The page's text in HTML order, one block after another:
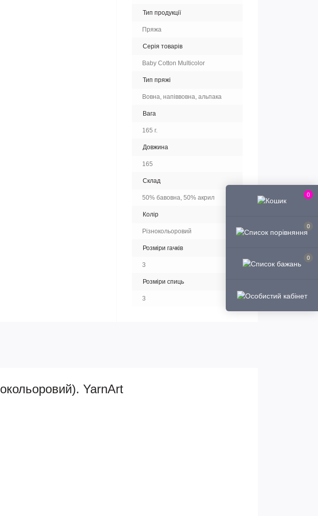
0
0
0
Тип продукції
Пряжа
Серія товарів
Baby Cotton Multicolor
Тип пряжі
Вовна, напіввовна, альпака
Вага
165 г.
Довжина
165
Склад
50% бавовна, 50% акрил
Колір
Різнокольоровий
Розміри гачків
3
Розміри спиць
3
YarnArt